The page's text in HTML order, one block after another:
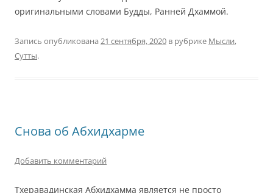
оригинальными словами Будды, Ранней Дхаммой.
Запись опубликована 21 сентября, 2020 в рубрике Мысли,
Сутты.
Снова об Абхидхарме
Добавить комментарий
Тхеравадинская Абхидхамма является не просто